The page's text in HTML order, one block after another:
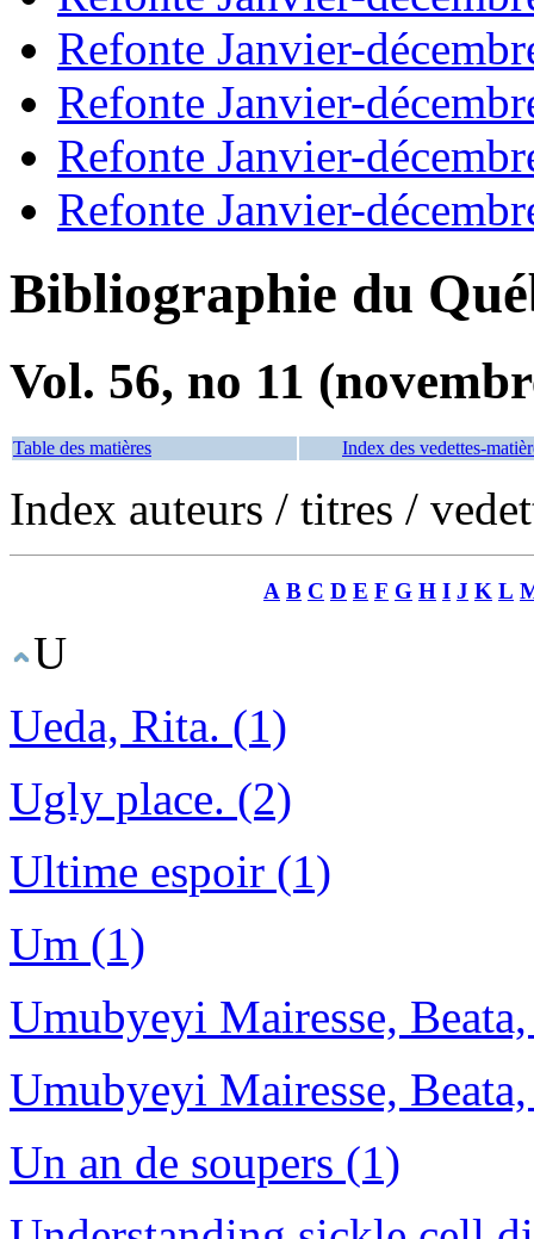
Refonte Janvier-
Refonte Janvier-
Refonte Janvier-
Refonte Janvier-
Bibliographie du
Vol. 56, no 11
Table des matières Index des vedettes-
Index auteurs / titres /
A B C D E F G H I J K L
U
Ueda, Rita. (1)
Ugly place. (2)
Ultime espoir (1)
Um (1)
Umubyeyi Mairesse,
Umubyeyi Mairesse,
Un an de soupers (1)